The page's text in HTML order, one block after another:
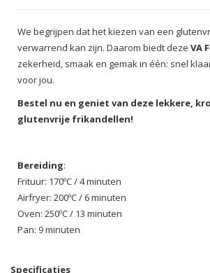
We begrijpen dat het kiezen van een
verwarrend kan zijn. Daarom biedt deze VA
zekerheid, smaak en gemak in één: snel
voor jou.
Bestel nu en geniet van deze lekkere,
glutenvrije frikandellen!
Bereiding:
Frituur: 170ºC / 4 minuten
Airfryer: 200ºC / 6 minuten
Oven: 250ºC / 13 minuten
Pan: 9 minuten
Specificaties